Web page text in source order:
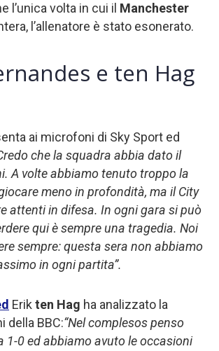
l’unica volta in cui il Manchester
l’allenatore è stato esonerato.
e ten Hag
ai microfoni di Sky Sport ed
che la squadra abbia dato il
A volte abbiamo tenuto troppo la
meno in profondità, ma il City
attenti in difesa. In ogni gara si può
qui è sempre una tragedia. Noi
sempre: questa sera non abbiamo
in ogni partita”.
Erik ten Hag ha analizzato la
della BBC:“Nel complesos penso
1-0 ed abbiamo avuto le occasioni